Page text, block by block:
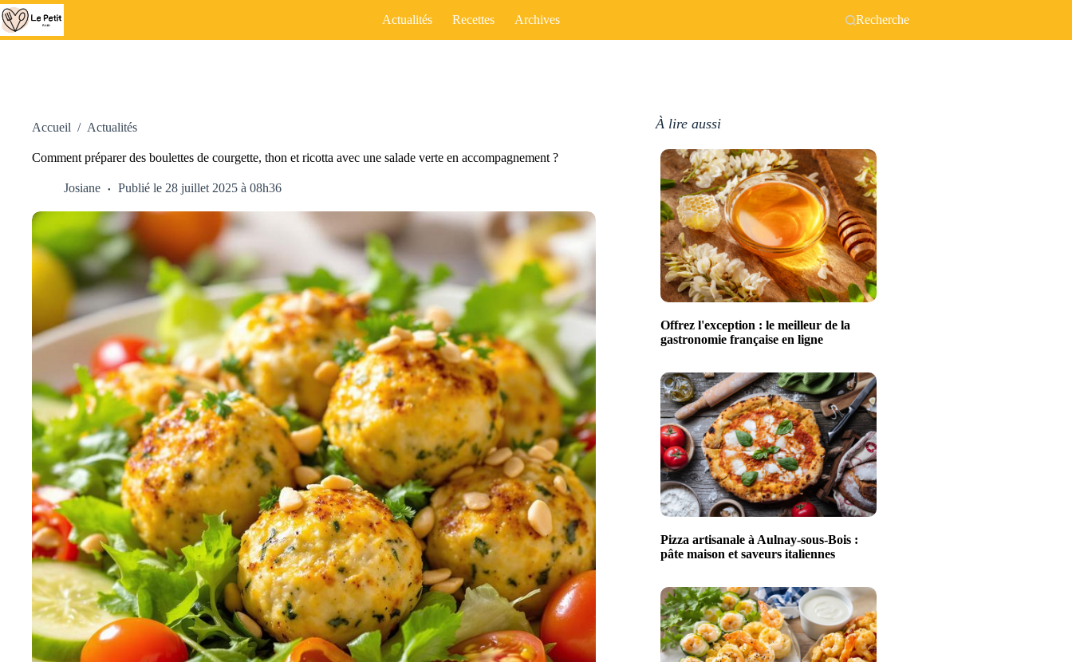
Passer
au
contenu
Actualités Recettes Archives Recherche
Accueil / Actualités
Comment préparer des boulettes de courgette, thon et ricotta avec une salade verte en accompagnement ?
Josiane Publié le 28 juillet 2025 à 08h36
À lire aussi
Offrez l'exception : le meilleur de la
gastronomie française en ligne
Pizza artisanale à Aulnay-sous-Bois :
pâte maison et saveurs italiennes